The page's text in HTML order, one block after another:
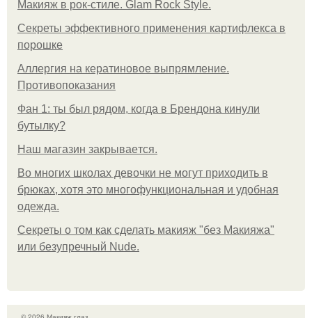
Макияж в рок-стиле. Glam Rock Style.
Секреты эффективного применения картифлекса в
порошке
Аллергия на кератиновое выпрямление.
Противопоказания
Фан 1: ты был рядом, когда в Брендона кинули
бутылку?
Нaш магaзин зaкрывaeтся.
Во многих школах девочки не могут приходить в
брюках, хотя это многофункциональная и удобная
одежда.
Секреты о том как сделать макияж "без Макияжа"
или безупречный Nude.